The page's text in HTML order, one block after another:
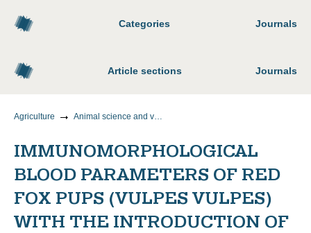
Categories Journals
Article sections Journals
Agriculture Animal science and veterinary medicine
IMMUNOMORPHOLOGICAL
BLOOD PARAMETERS OF RED
FOX PUPS (VULPES VULPES)
WITH THE INTRODUCTION OF